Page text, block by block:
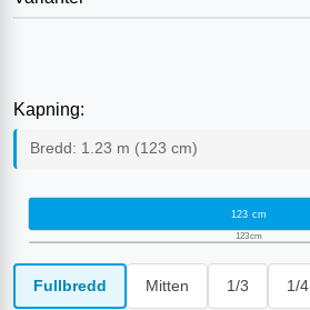
Kapning:
Bredd: 1.23 m (123 cm)
123 cm
123cm
Fullbredd Mitten 1/3 1/4